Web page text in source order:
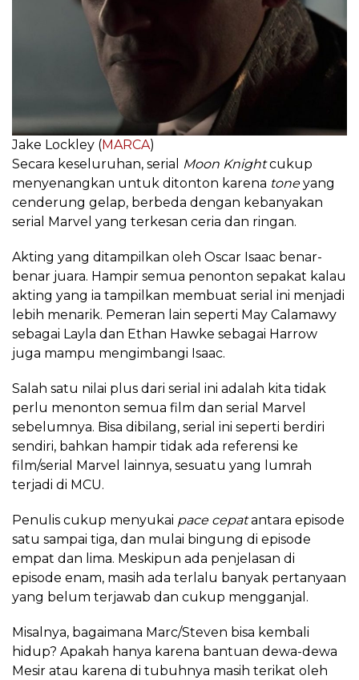
Jake Lockley (MARCA)
Secara keseluruhan, serial
Moon Knightcukup
menyenangkan untuk ditonton karena toneyang
cenderung gelap, berbeda dengan kebanyakan
serial Marvel yang terkesan ceria dan ringan.
Akting yang ditampilkan oleh Oscar Isaac benar-
benar juara. Hampir semua penonton sepakat kalau
akting yang ia tampilkan membuat serial ini menjadi
lebih menarik. Pemeran lain seperti May Calamawy
sebagai Layla dan Ethan Hawke sebagai Harrow
juga mampu mengimbangi Isaac.
Salah satu nilai plus dari serial ini adalah kita tidak
perlu menonton semua film dan serial Marvel
sebelumnya. Bisa dibilang, serial ini seperti berdiri
sendiri, bahkan hampir tidak ada referensi ke
film/serial Marvel lainnya, sesuatu yang lumrah
terjadi di MCU.
Penulis cukup menyukai pace cepatantara episode
satu sampai tiga, dan mulai bingung di episode
empat dan lima. Meskipun ada penjelasan di
episode enam, masih ada terlalu banyak pertanyaan
yang belum terjawab dan cukup mengganjal.
Misalnya, bagaimana Marc/Steven bisa kembali
hidup? Apakah hanya karena bantuan dewa-dewa
Mesir atau karena di tubuhnya masih terikat oleh